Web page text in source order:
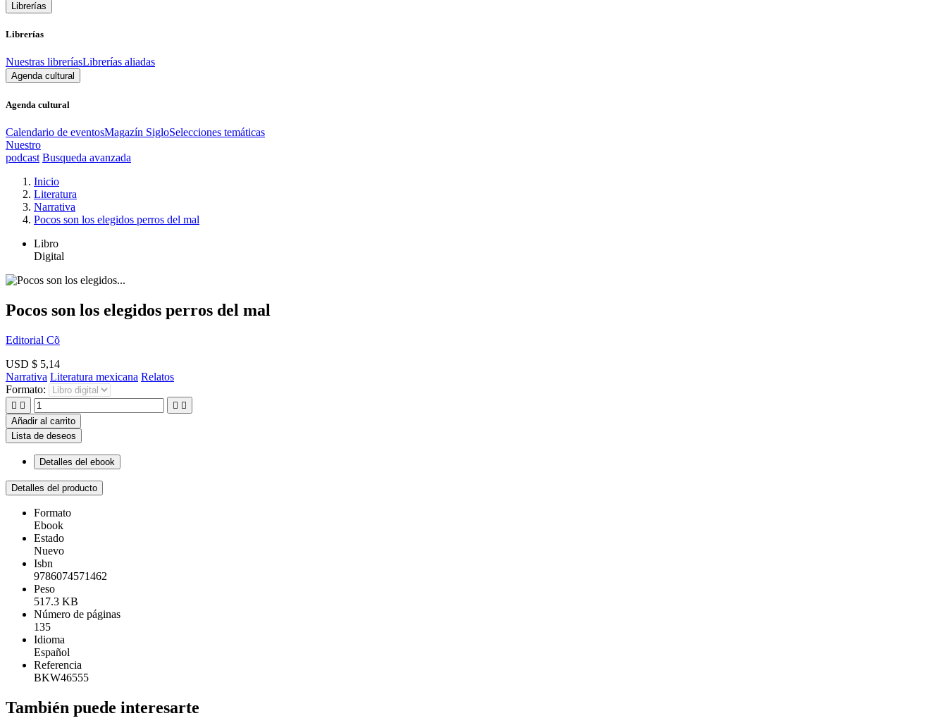
Librerías
Librerías
Nuestras libreríasLibrerías aliadas
Agenda cultural
Agenda cultural
Calendario de eventosMagazín SigloSelecciones temáticas
Nuestro
podcast Busqueda avanzada
Inicio
Literatura
Narrativa
Pocos son los elegidos perros del mal
Libro
Digital
Pocos son los elegidos perros del mal
Editorial Cõ
USD $ 5,14
Narrativa Literatura mexicana Relatos
Formato:
   
Añadir al carrito
Lista de deseos
Detalles del ebook
Detalles del producto
Formato
Ebook
Estado
Nuevo
Isbn
9786074571462
Peso
517.3 KB
Número de páginas
135
Idioma
Español
Referencia
BKW46555
También puede interesarte